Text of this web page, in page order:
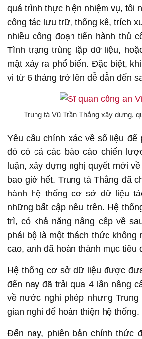
quá trình thực hiện nhiệm vụ, tôi
công tác lưu trữ, thống kê, trích
nhiều công đoạn tiến hành thủ
Tình trạng trùng lặp dữ liệu,
mật xảy ra phổ biến. Đặc biệt,
vi từ 6 tháng trở lên dễ dẫn đến
Trung tá Vũ Trần Thắng xây dựng,
Yêu cầu chính xác về số liệu để
đó có cả các báo cáo chiến
luận, xây dựng nghị quyết mới
bao giờ hết. Trung tá Thắng đã
hành hệ thống cơ sở dữ liệu
những bất cập nêu trên. Hệ
trì, có khả năng nâng cấp về
phái bộ là một thách thức không
cao, anh đã hoàn thành mục tiêu
Hệ thống cơ sở dữ liệu được
đến nay đã trải qua 4 lần nâng
về nước nghỉ phép nhưng
gian nghỉ để hoàn thiện hệ thống.
Đến nay, phiên bản chính thức